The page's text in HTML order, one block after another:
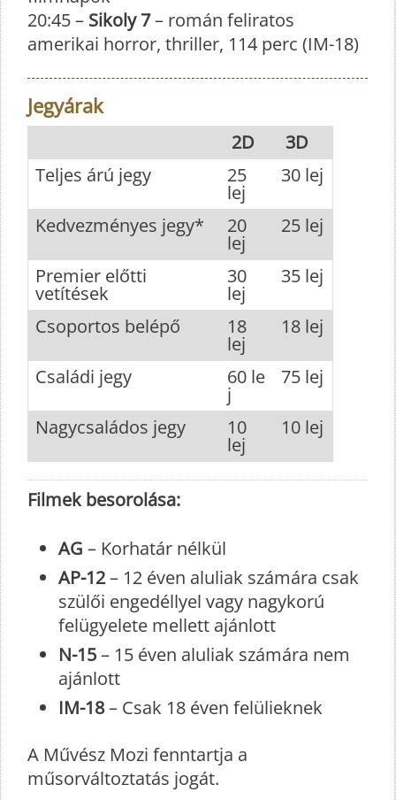
20:45 – Sikoly 7– román feliratos
amerikai horror, thriller, 114 perc (IM-18)
Jegyárak
2D
3D
Teljes árú jegy
25
lej
30 lej
Kedvezményes jegy* 20
lej
25 lej
Premier előtti
vetítések
30
lej
35 lej
Csoportos belépő 18
lej
18 lej
Családi jegy 60 le
j
75 lej
Nagycsaládos jegy 10
lej
10 lej
Filmek besorolása:
AG – Korhatár nélkül
AP-12– 12 éven aluliak számára csak
szülői engedéllyel vagy nagykorú
felügyelete mellett ajánlott
N-15– 15 éven aluliak számára nem
ajánlott
IM-18– Csak 18 éven felülieknek
A Művész Mozi fenntartja a
műsorváltoztatás jogát.